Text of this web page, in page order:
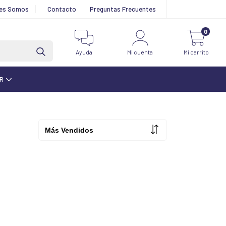
Somos Contacto Preguntas Frecuentes
Ayuda Mi cuenta Mi carrito
0